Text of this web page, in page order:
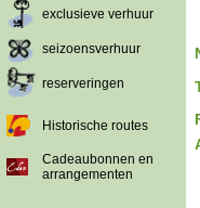
exclusieve verhuur
seizoensverhuur
reserveringen
Historische routes
Cadeaubonnen en
arrangementen